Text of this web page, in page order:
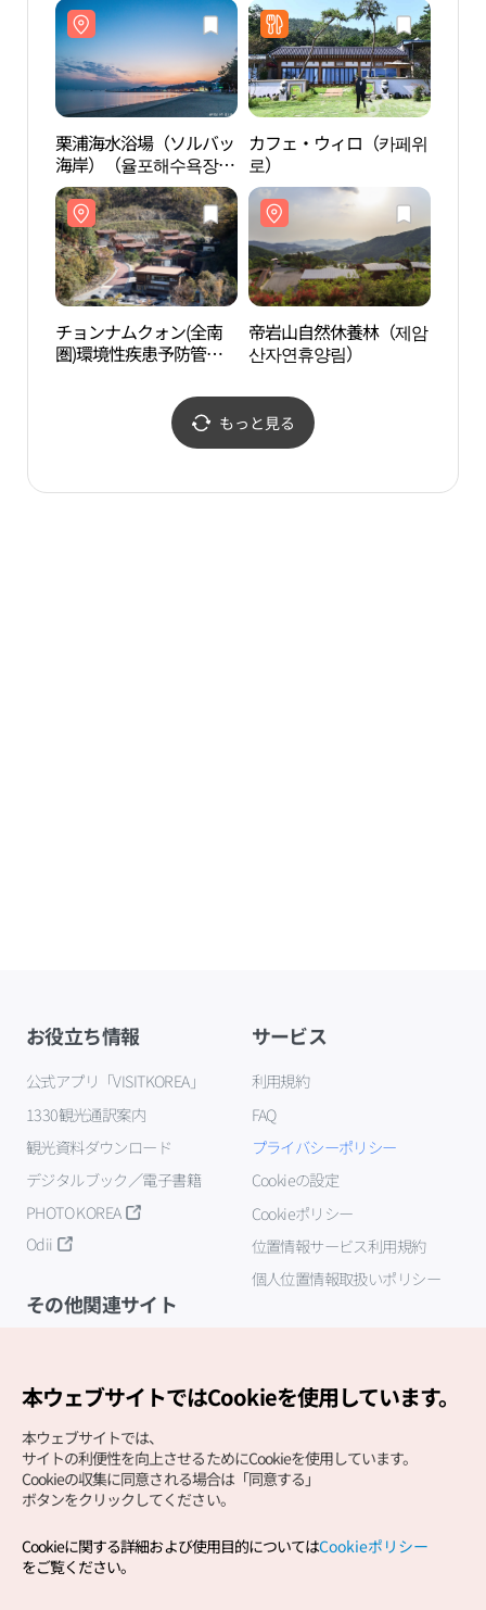
栗浦海水浴場（ソルバッ
海岸）（율포해수욕장
（솔밭해변））
カフェ・ウィロ（카페위
로）
チョンナムクォン(全南
圏)環境性疾患予防管理
질환 예방관리센터)
帝岩山自然休養林（제암
산자연휴양림）
もっと見る
お役立ち情報
公式アプリ「VISITKOREA」
1330観光通訳案内
観光資料ダウンロード
デジタルブック／電子書籍
PHOTO KOREA
Odii
サービス
利用規約
FAQ
プライバシーポリシー
Cookieの設定
Cookieポリシー
位置情報サービス利用規約
個人位置情報取扱いポリシー
その他関連サイト
Copyright (c) Korea Tourism Organization All Rights
本ウェブサイトではCookieを使用しています。
本ウェブサイトでは、
サイトの利便性を向上させるためにCookieを使用しています。
Cookieの収集に同意される場合は「同意する」
ボタンをクリックしてください。
Cookieに関する詳細および使用目的についてはCookieポリシー
をご覧ください。